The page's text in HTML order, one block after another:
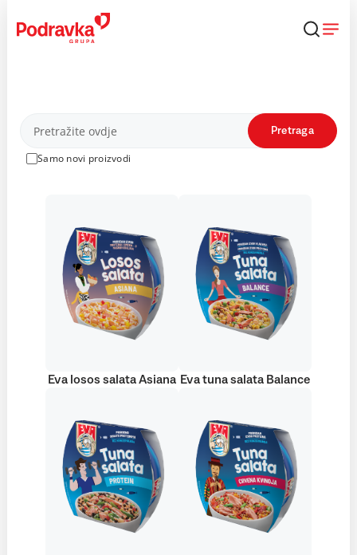
content
Proizvodi
Samo novi proizvodi
Pretraga
Eva losos salata Asiana Eva tuna salata Balance